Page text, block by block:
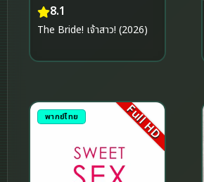
8.1
The Bride! เจ้าสาว! (2026)
พากย์ไทย Full HD